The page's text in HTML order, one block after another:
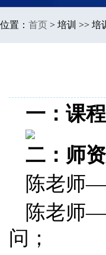
位置： 首页 > 培训 >> 培
一：课
二：师
陈老师
陈老师
问；